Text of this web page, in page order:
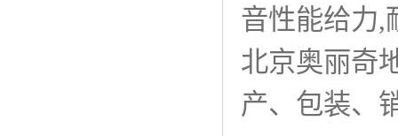
音性能给力,
北京奥丽奇
产、包装、